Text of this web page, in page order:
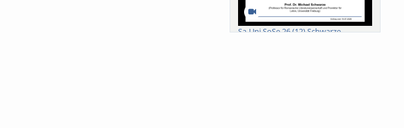
Sa-Uni SoSe 26 (12) Schwarze